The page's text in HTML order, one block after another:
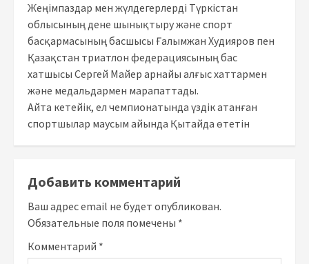
Жеңімпаздар мен жүлдегерлерді Түркістан
облысының дене шынықтыру және спорт
басқармасының басшысы Ғалымжан Худияров пен
Қазақстан триатлон федерациясының бас
хатшысы Сергей Майер арнайы алғыс хаттармен
және медальдармен марапаттады.
Айта кетейік, ел чемпионатында үздік атанған
спортшылар маусым айында Қытайда өтетін
Добавить комментарий
Ваш адрес email не будет опубликован.
Обязательные поля помечены *
Комментарий *